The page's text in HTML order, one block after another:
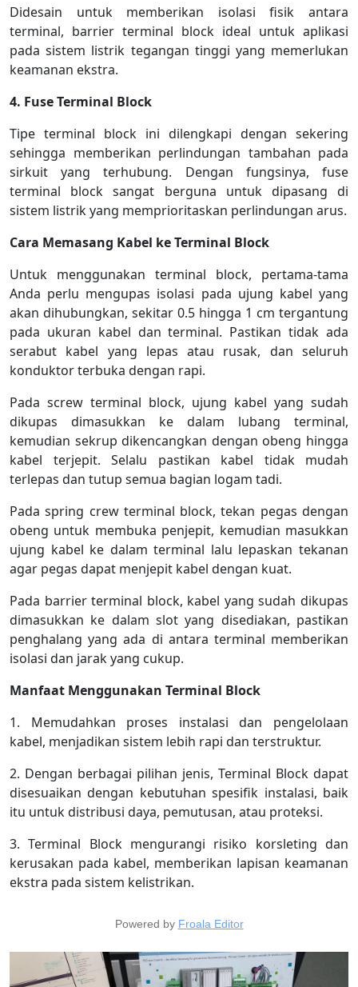
Didesain untuk memberikan isolasi fisik antara
terminal, barrier terminal block ideal untuk aplikasi
pada sistem listrik tegangan tinggi yang memerlukan
keamanan ekstra.
4. Fuse Terminal Block
Tipe terminal block ini dilengkapi dengan sekering
sehingga memberikan perlindungan tambahan pada
sirkuit yang terhubung. Dengan fungsinya, fuse
terminal block sangat berguna untuk dipasang di
sistem listrik yang memprioritaskan perlindungan arus.
Cara Memasang Kabel ke Terminal Block
Untuk menggunakan terminal block, pertama-tama
Anda perlu mengupas isolasi pada ujung kabel yang
akan dihubungkan, sekitar 0.5 hingga 1 cm tergantung
pada ukuran kabel dan terminal. Pastikan tidak ada
serabut kabel yang lepas atau rusak, dan seluruh
konduktor terbuka dengan rapi.
Pada screw terminal block, ujung kabel yang sudah
dikupas dimasukkan ke dalam lubang terminal,
kemudian sekrup dikencangkan dengan obeng hingga
kabel terjepit. Selalu pastikan kabel tidak mudah
terlepas dan tutup semua bagian logam tadi.
Pada spring crew terminal block, tekan pegas dengan
obeng untuk membuka penjepit, kemudian masukkan
ujung kabel ke dalam terminal lalu lepaskan tekanan
agar pegas dapat menjepit kabel dengan kuat.
Pada barrier terminal block, kabel yang sudah dikupas
dimasukkan ke dalam slot yang disediakan, pastikan
penghalang yang ada di antara terminal memberikan
isolasi dan jarak yang cukup.
Manfaat Menggunakan Terminal Block
1. Memudahkan proses instalasi dan pengelolaan
kabel, menjadikan sistem lebih rapi dan terstruktur.
2. Dengan berbagai pilihan jenis, Terminal Block dapat
disesuaikan dengan kebutuhan spesifik instalasi, baik
itu untuk distribusi daya, pemutusan, atau proteksi.
3. Terminal Block mengurangi risiko korsleting dan
kerusakan pada kabel, memberikan lapisan keamanan
ekstra pada sistem kelistrikan.
Powered by Froala Editor